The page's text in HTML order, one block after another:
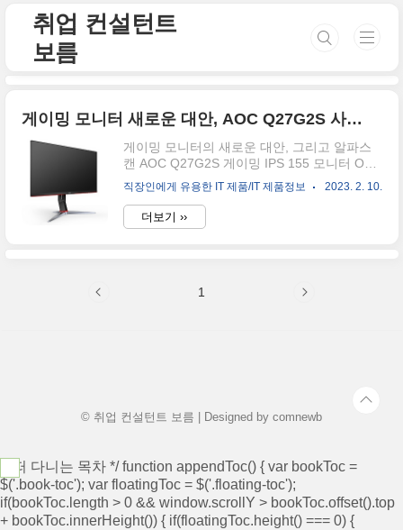
취업 컨설턴트
보름
게이밍 모니터 새로운 대안, AOC Q27G2S 사러갈까?
게이밍 모니터의 새로운 대안, 그리고 알파스
캔 AOC Q27G2S 게이밍 IPS 155 모니터 OHD
프리싱크 무결점 여러분들은 집, 또는 회사에
서 어떤 모니터를 사용하시나요? 대부분 컴퓨
터 모니터를 사시는 일반 구매자들은 삼성, LG
모니터를 많이 사용하기 마련인데요. 여러분에
명이 모인 후 "너희 모니터 어디 거 써?"라고 말
직장인에게 유용한 IT 제품/IT 제품정보 2023. 2. 10.
더보기 ››
1
© 취업 컨설턴트 보름 | Designed by comnewb
/* 떠 다니는 목차 */ function appendToc() { var bookToc =
$('.book-toc'); var floatingToc = $('.floating-toc');
if(bookToc.length > 0 && window.scrollY > bookToc.offset().top
+ bookToc.innerHeight()) { if(floatingToc.height() === 0) {